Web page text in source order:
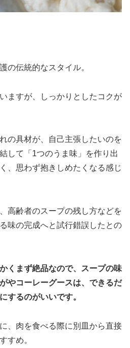
の伝統的なスタイル。
ますが、しっかりとしたコクが
の具材が、自己主張したいのを
して「1つのうま味」を作り出
、思わず抱きしめたくなる感じ
高齢者のスープの残し方などを
味の完成へと試行錯誤したとの
くまず絶品なので、スープの味
やコーレーグースは、できるだ
するのがいいです。
、肉を食べる際に別皿から直接
すめ。